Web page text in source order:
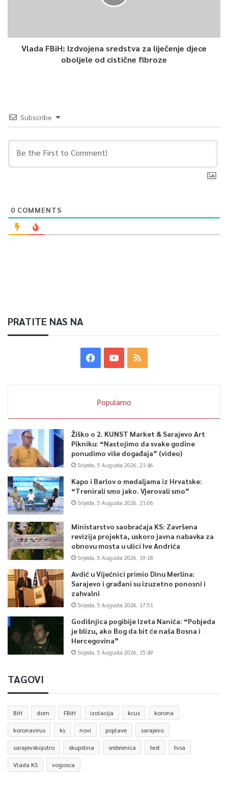
razvoja održivog turizma u Bosni i Hercegovini (Turizam).
Instagram stranicama događaja.
Vlada FBiH: Izdvojena sredstva za liječenje djece
oboljele od cistične fibroze
Subscribe
0 COMMENTS
PRATITE NAS NA
Popularno
Žiško o 2. KUNST Market & Sarajevo Art
Pikniku: “Nastojimo da svake godine
ponudimo više događaja” (video)
Srijeda, 5 Augusta 2026, 21:46
Kapo i Barlov o medaljama iz Hrvatske:
“Trenirali smo jako. Vjerovali smo”
Srijeda, 5 Augusta 2026, 21:06
Ministarstvo saobraćaja KS: Završena
revizija projekta, uskoro javna nabavka za
obnovu mosta u ulici Ive Andrića
Srijeda, 5 Augusta 2026, 19:18
Avdić u Vijećnici primio Dinu Merlina:
Sarajevo i građani su izuzetno ponosni i
zahvalni
Srijeda, 5 Augusta 2026, 17:51
Godišnjica pogibije Izeta Nanića: “Pobjeda
je blizu, ako Bog da bit će naša Bosna i
Hercegovina”
Srijeda, 5 Augusta 2026, 15:49
TAGOVI
BiH dom FBiH izolacija kcus korona
koronavirus ks novi poplave sarajevo
sarajevskojutro skupstina srebrenica test tvsa
Vlada KS vogosca